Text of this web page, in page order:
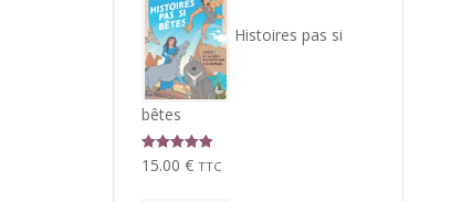
Histoires pas si
bêtes
Note 5.00
15.00 € TTC